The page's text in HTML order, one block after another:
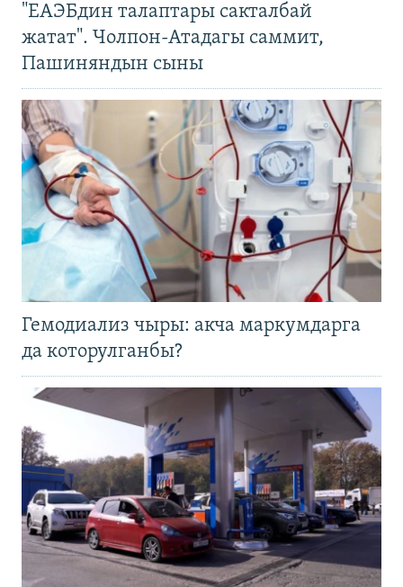
"ЕАЭБдин талаптары сакталбай
жатат". Чолпон-Атадагы саммит,
Пашиняндын сыны
Гемодиализ чыры: акча маркумдарга
да которулганбы?